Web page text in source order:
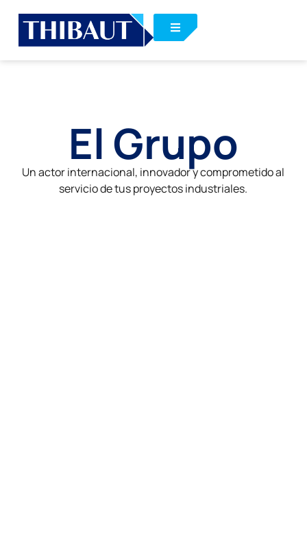
El Grupo
Un actor internacional, innovador y comprometido al
servicio de tus proyectos industriales.